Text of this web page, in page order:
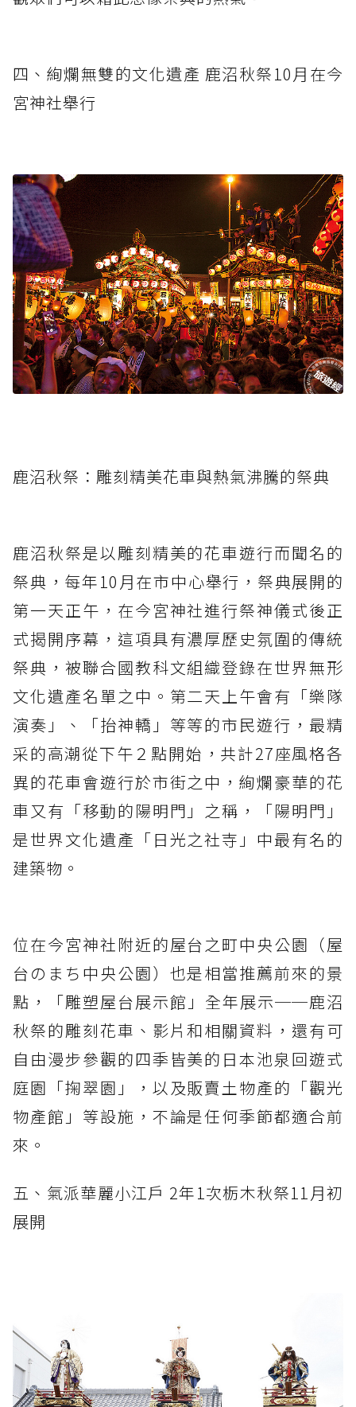
四、絢爛無雙的文化遺產 鹿沼秋祭10月在今
宮神社舉行
鹿沼秋祭：雕刻精美花車與熱氣沸騰的祭典
鹿沼秋祭是以雕刻精美的花車遊行而聞名的
祭典，每年10月在市中心舉行，祭典展開的
第一天正午，在今宮神社進行祭神儀式後正
式揭開序幕，這項具有濃厚歷史氛圍的傳統
祭典，被聯合國教科文組織登錄在世界無形
文化遺產名單之中。第二天上午會有「樂隊
演奏」、「抬神轎」等等的市民遊行，最精
采的高潮從下午２點開始，共計27座風格各
異的花車會遊行於市街之中，絢爛豪華的花
車又有「移動的陽明門」之稱，「陽明門」
是世界文化遺產「日光之社寺」中最有名的
建築物。
位在今宮神社附近的屋台之町中央公園（屋
台のまち中央公園）也是相當推薦前來的景
點，「雕塑屋台展示館」全年展示──鹿沼
秋祭的雕刻花車、影片和相關資料，還有可
自由漫步參觀的四季皆美的日本池泉回遊式
庭園「掬翠園」，以及販賣土物產的「觀光
物產館」等設施，不論是任何季節都適合前
來。
五、氣派華麗小江戶 2年1次栃木秋祭11月初
展開